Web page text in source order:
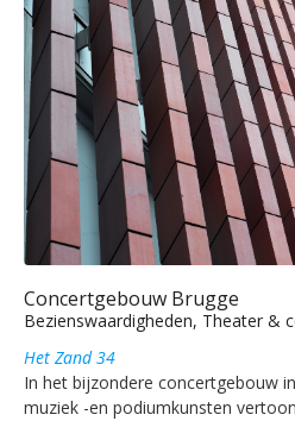
Concertgebouw Brugge
Bezienswaardigheden, Theater &
Het Zand 34
In het bijzondere concertgebouw
muziek -en podiumkunsten